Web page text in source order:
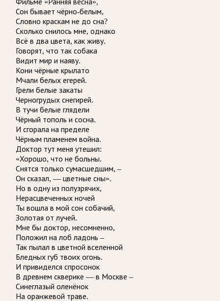
Сон бывает чёрно-белым,
Словно краскам не до сна?
Сколько снилось мне, однако
Всё в два цвета, как живу.
Говорят, что так собака
Видит мир и наяву.
Кони чёрные крылато
Мчали белых егерей.
Грели белые закаты
Черногрудых снегирей.
В тучи белые глядели
Чёрный тополь и сосна.
И сгорала на пределе
Чёрным пламенем война.
Доктор тут меня утешил:
«Хорошо, что не больны.
Снятся только сумасшедшим, –
Он сказал, — цветные сны».
Но в одну из полузрячих,
Нерасцвеченных ночей
Ты вошла в мой сон собачий,
Золотая от лучей.
Мне бы доктор, несомненно,
Положил на лоб ладонь –
Так пылал в цветной вселенной
Бледных губ твоих огонь.
И привиделся спросонок
В древнем скверике — в Москве –
Синеглазый оленёнок
На оранжевой траве.